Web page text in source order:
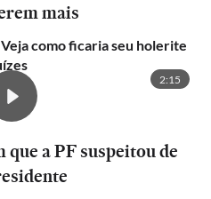
mais
como ficaria seu holerite
2:15
a PF suspeitou de